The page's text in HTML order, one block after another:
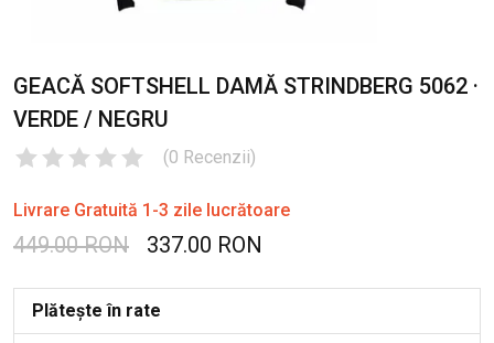
GEACĂ SOFTSHELL DAMĂ STRINDBERG 5062 ·
VERDE / NEGRU
(0 Recenzii)
Livrare Gratuită 1-3 zile lucrătoare
449.00 RON 337.00 RON
Plătește în rate